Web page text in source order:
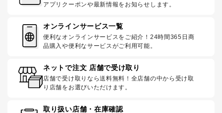
アプリクーポンや最新情報をお知らせします。
オンラインサービス一覧
便利なオンラインサービスをご紹介！24時間365日商
品購入や便利なサービスがご利用可能。
ネットで注文 店舗で受け取り
店舗で受け取りなら送料無料！全店舗の中から受け取
り店舗をお選びいただけます。
取り扱い店舗・在庫確認